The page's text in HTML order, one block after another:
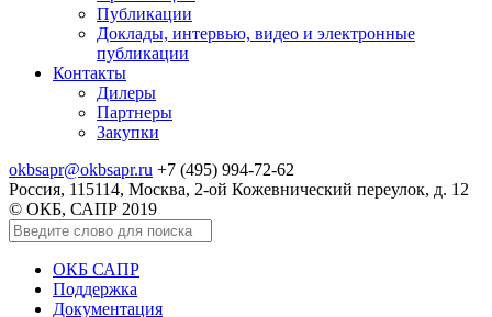
Публикации
Доклады, интервью, видео и электронные
публикации
Контакты
Дилеры
Партнеры
Закупки
okbsapr@okbsapr.ru +7 (495) 994-72-62
Россия, 115114, Москва, 2-ой Кожевнический переулок, д. 12
© ОКБ, САПР 2019
ОКБ САПР
Поддержка
Документация